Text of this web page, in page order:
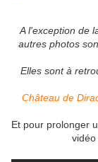
A l'exception de
autres photos
Elles sont à
Château de
Et pour prolonger